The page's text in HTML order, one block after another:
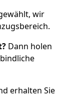
wir
Dann holen
erhalten Sie